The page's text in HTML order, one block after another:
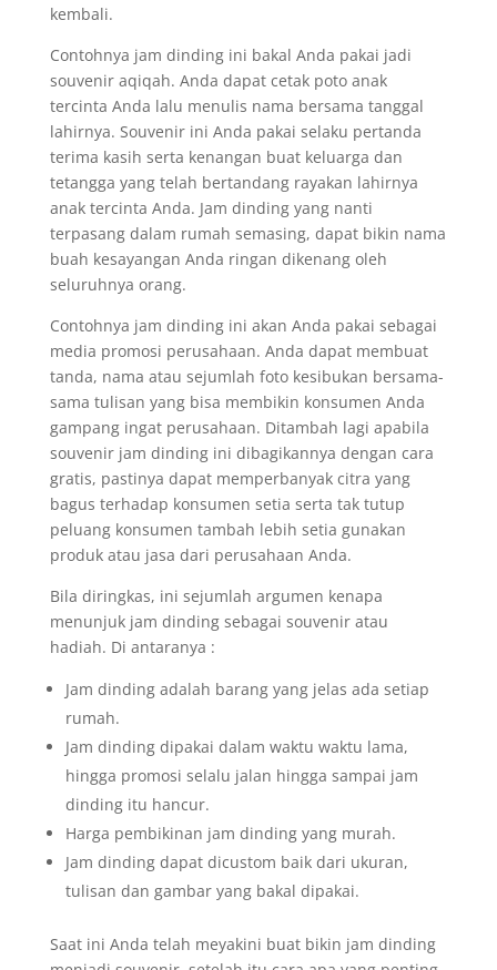
kembali.
Contohnya jam dinding ini bakal Anda pakai jadi
souvenir aqiqah. Anda dapat cetak poto anak
tercinta Anda lalu menulis nama bersama tanggal
lahirnya. Souvenir ini Anda pakai selaku pertanda
terima kasih serta kenangan buat keluarga dan
tetangga yang telah bertandang rayakan lahirnya
anak tercinta Anda. Jam dinding yang nanti
terpasang dalam rumah semasing, dapat bikin nama
buah kesayangan Anda ringan dikenang oleh
seluruhnya orang.
Contohnya jam dinding ini akan Anda pakai sebagai
media promosi perusahaan. Anda dapat membuat
tanda, nama atau sejumlah foto kesibukan bersama-
sama tulisan yang bisa membikin konsumen Anda
gampang ingat perusahaan. Ditambah lagi apabila
souvenir jam dinding ini dibagikannya dengan cara
gratis, pastinya dapat memperbanyak citra yang
bagus terhadap konsumen setia serta tak tutup
peluang konsumen tambah lebih setia gunakan
produk atau jasa dari perusahaan Anda.
Bila diringkas, ini sejumlah argumen kenapa
menunjuk jam dinding sebagai souvenir atau
hadiah. Di antaranya :
Jam dinding adalah barang yang jelas ada setiap
rumah.
Jam dinding dipakai dalam waktu waktu lama,
hingga promosi selalu jalan hingga sampai jam
dinding itu hancur.
Harga pembikinan jam dinding yang murah.
Jam dinding dapat dicustom baik dari ukuran,
tulisan dan gambar yang bakal dipakai.
Saat ini Anda telah meyakini buat bikin jam dinding